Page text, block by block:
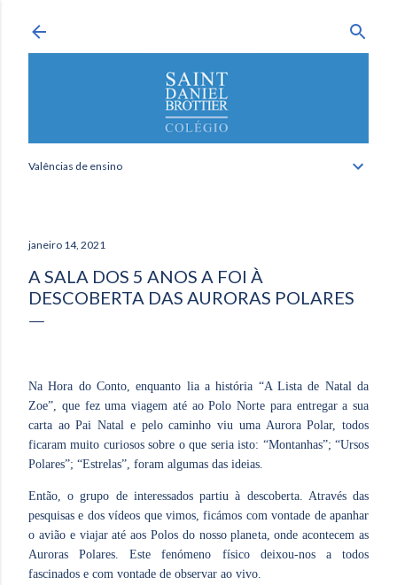
Valências de ensino
janeiro 14, 2021
A SALA DOS 5 ANOS A FOI À
DESCOBERTA DAS AURORAS POLARES
Na Hora do Conto, enquanto lia a história “A Lista de Natal da
Zoe”, que fez uma viagem até ao Polo Norte para entregar a sua
carta ao Pai Natal e pelo caminho viu uma Aurora Polar, todos
ficaram muito curiosos sobre o que seria isto: “Montanhas”; “Ursos
Polares”; “Estrelas”, foram algumas das ideias.
Então, o grupo de interessados partiu à descoberta. Através das
pesquisas e dos vídeos que vimos, ficámos com vontade de apanhar
o avião e viajar até aos Polos do nosso planeta, onde acontecem as
Auroras Polares. Este fenómeno físico deixou-nos a todos
fascinados e com vontade de observar ao vivo.